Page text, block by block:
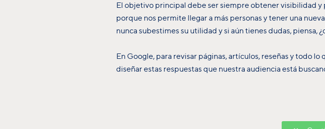
El objetivo principal debe ser siempre obtener visibilidad y
porque nos permite llegar a más personas y tener una
nunca subestimes su utilidad y si aún tienes dudas, piensa,
En Google, para revisar páginas, artículos, reseñas y todo
diseñar estas respuestas que nuestra audiencia está